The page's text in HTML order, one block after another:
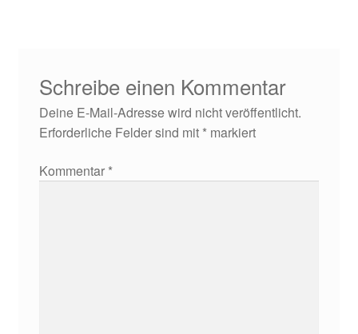
Schreibe einen Kommentar
Deine E-Mail-Adresse wird nicht veröffentlicht.
Erforderliche Felder sind mit *markiert
Kommentar *